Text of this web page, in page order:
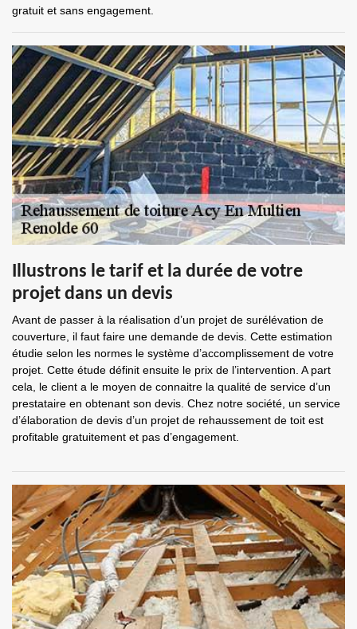
gratuit et sans engagement.
Illustrons le tarif et la durée de votre
projet dans un devis
Avant de passer à la réalisation d’un projet de surélévation de
couverture, il faut faire une demande de devis. Cette estimation
étudie selon les normes le système d’accomplissement de votre
projet. Cette étude définit ensuite le prix de l’intervention. A part
cela, le client a le moyen de connaitre la qualité de service d’un
prestataire en obtenant son devis. Chez notre société, un service
d’élaboration de devis d’un projet de rehaussement de toit est
profitable gratuitement et pas d’engagement.